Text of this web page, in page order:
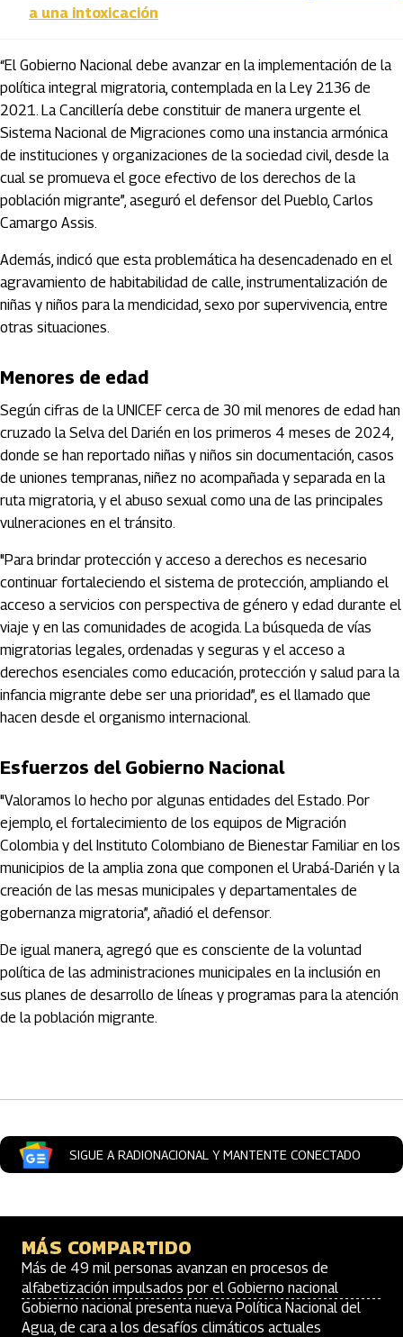
a una intoxicación
“El Gobierno Nacional debe avanzar en la implementación de la
política integral migratoria, contemplada en la Ley 2136 de
2021. La Cancillería debe constituir de manera urgente el
Sistema Nacional de Migraciones como una instancia armónica
de instituciones y organizaciones de la sociedad civil, desde la
cual se promueva el goce efectivo de los derechos de la
población migrante”, aseguró el defensor del Pueblo, Carlos
Camargo Assis.
Además, indicó que esta problemática ha desencadenado en el
agravamiento de habitabilidad de calle, instrumentalización de
niñas y niños para la mendicidad, sexo por supervivencia, entre
otras situaciones.
Menores de edad
Según cifras de la UNICEF cerca de 30 mil menores de edad han
cruzado la Selva del Darién en los primeros 4 meses de 2024,
donde se han reportado niñas y niños sin documentación, casos
de uniones tempranas, niñez no acompañada y separada en la
ruta migratoria, y el abuso sexual como una de las principales
vulneraciones en el tránsito.
"Para brindar protección y acceso a derechos es necesario
continuar fortaleciendo el sistema de protección, ampliando el
acceso a servicios con perspectiva de género y edad durante el
viaje y en las comunidades de acogida. La búsqueda de vías
migratorias legales, ordenadas y seguras y el acceso a
derechos esenciales como educación, protección y salud para la
infancia migrante debe ser una prioridad”, es el llamado que
hacen desde el organismo internacional.
Esfuerzos del Gobierno Nacional
"Valoramos lo hecho por algunas entidades del Estado. Por
ejemplo, el fortalecimiento de los equipos de Migración
Colombia y del Instituto Colombiano de Bienestar Familiar en los
municipios de la amplia zona que componen el Urabá-Darién y la
creación de las mesas municipales y departamentales de
gobernanza migratoria”, añadió el defensor.
De igual manera, agregó que es consciente de la voluntad
política de las administraciones municipales en la inclusión en
sus planes de desarrollo de líneas y programas para la atención
de la población migrante.
SIGUE A RADIONACIONAL Y MANTENTE CONECTADO
MÁS COMPARTIDO
Más de 49 mil personas avanzan en procesos de
alfabetización impulsados por el Gobierno nacional
Gobierno nacional presenta nueva Política Nacional del
Agua, de cara a los desafíos climáticos actuales